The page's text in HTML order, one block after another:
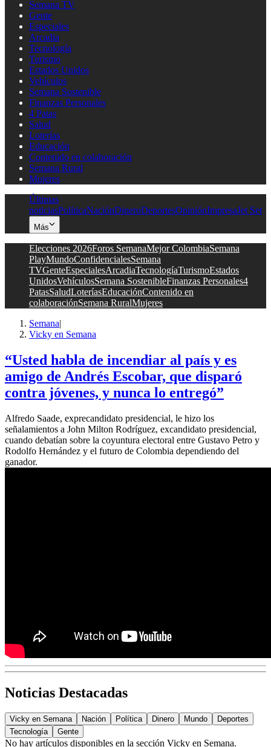
Semana TV
Gente
Especiales
Arcadia
Tecnología
Turismo
Estados Unidos
Vehículos
Semana Sostenible
Finanzas Personales
4 Patas
Salud
Loterías
Educación
Contenido en colaboración
Semana Rural
Mujeres
Últimas
noticiasPolíticaNaciónDineroDeportesOpiniónImpresaJet Set
Más
Elecciones 2026Foros SemanaMejor ColombiaSemana
PlayMundoConfidencialesSemana
TVGenteEspecialesArcadiaTecnologíaTurismoEstados
UnidosVehículosSemana SostenibleFinanzas Personales4
PatasSaludLoteríasEducaciónContenido en
colaboraciónSemana RuralMujeres
Semana|
Vicky en Semana
“Usted habla de incendiar al país y es
amigo de Andrés Escobar, que disparó
contra jóvenes, y nunca lo entregó”
Alfredo Saade, exprecandidato presidencial, le hizo los
señalamientos a John Milton Rodríguez, excandidato presidencial,
cuando debatían sobre la coyuntura electoral entre Gustavo Petro y
Rodolfo Hernández y el futuro de Colombia dependiendo del
ganador.
Noticias Destacadas
Vicky en Semana Nación Política Dinero Mundo
Deportes
Tecnología
Gente
No hay artículos disponibles en la sección Vicky en Semana.